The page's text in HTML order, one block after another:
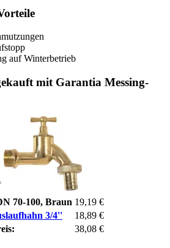
auf Winterbetrieb
mit Garantia Messing-
70-100, Braun 19,19 €
3/4''
18,89 €
38,08 €